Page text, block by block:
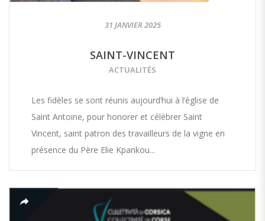
31 JANVIER 2025
SAINT-VINCENT
ACTUALITÉS
Les fidèles se sont réunis aujourd’hui à l’église de
Saint Antoine, pour honorer et célébrer Saint
Vincent, saint patron des travailleurs de la vigne en
présence du Père Elie Kpankou...